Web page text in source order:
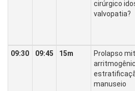
cirúrgico
valvopatia?
09:30 09:45 15m
Prolapso
manuseio